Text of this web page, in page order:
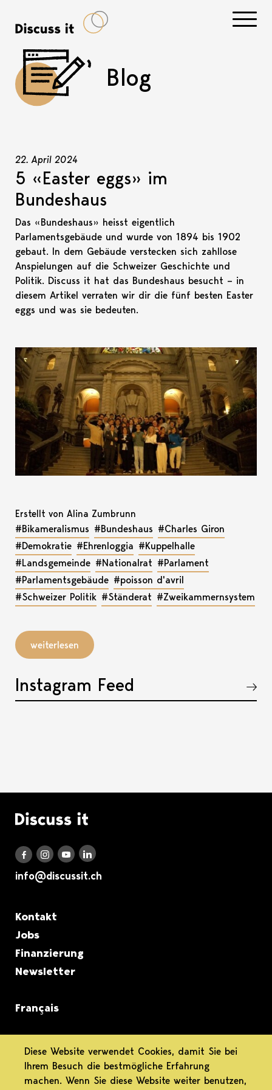
Blog
22. April 2024
5 «Easter eggs» im
Bundeshaus
Das «Bundeshaus» heisst eigentlich
Parlamentsgebäude und wurde von 1894 bis 1902
gebaut. In dem Gebäude verstecken sich zahllose
Anspielungen auf die Schweizer Geschichte und
Politik. Discuss it hat das Bundeshaus besucht – in
diesem Artikel verraten wir dir die fünf besten Easter
eggs und was sie bedeuten.
Erstellt von Alina Zumbrunn
#Bikameralismus #Bundeshaus #Charles Giron
#Demokratie #Ehrenloggia #Kuppelhalle
#Landsgemeinde #Nationalrat #Parlament
#Parlamentsgebäude #poisson d'avril
#Schweizer Politik #Ständerat #Zweikammernsystem
weiterlesen
Instagram Feed
Akkordeon öffnen, bzw. schliessen
Logo Discuss it
Discuss it auf Facebook
Discuss it auf Instagram
Discuss it auf Youtube
Discuss it auf LinkedIn
info@discussit.ch
Metanavigation
Kontakt
Jobs
Finanzierung
Newsletter
Français
informiert.
differenziert.
Diese Website verwendet Cookies, damit Sie bei
Ihrem Besuch die bestmögliche Erfahrung
machen. Wenn Sie diese Website weiter benutzen,